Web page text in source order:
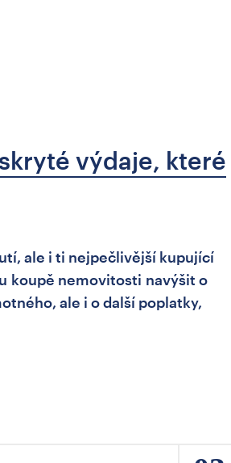
výdaje, které
ale i ti nejpečlivější kupující
koupě nemovitosti navýšit o
ale i o další poplatky,